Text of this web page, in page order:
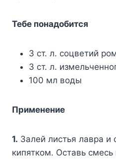
Тебе понадобится
3 ст. л. соцветий
3 ст. л.
100 мл воды
Применение
1. Залей листья лавра
кипятком. Оставь смесь